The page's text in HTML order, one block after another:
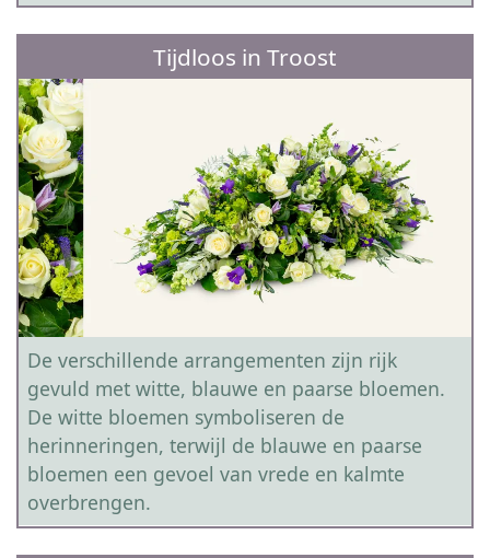
Tijdloos in Troost
De verschillende arrangementen zijn rijk
gevuld met witte, blauwe en paarse bloemen.
De witte bloemen symboliseren de
herinneringen, terwijl de blauwe en paarse
bloemen een gevoel van vrede en kalmte
overbrengen.